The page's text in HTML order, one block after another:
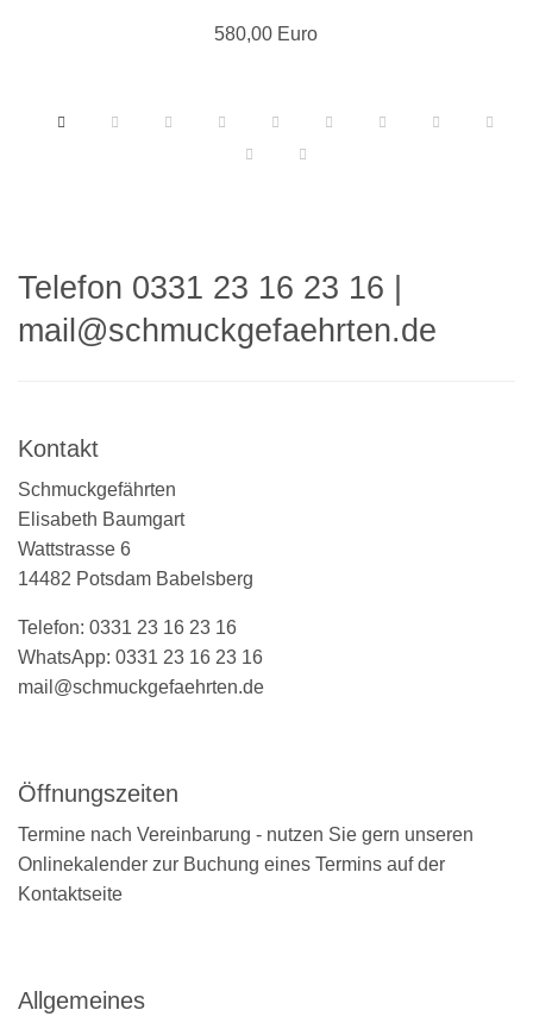
580,00 Euro
Telefon 0331 23 16 23 16
mail@schmuckgefaehrten.de
Kontakt
Schmuckgefährten
Elisabeth Baumgart
Wattstrasse 6
14482 Potsdam Babelsberg
Telefon: 0331 23 16 23 16
WhatsApp: 0331 23 16 23 16
mail@schmuckgefaehrten.de
Öffnungszeiten
Termine nach Vereinbarung - nutzen Sie gern unseren
Onlinekalender zur Buchung eines Termins auf der
Kontaktseite
Allgemeines